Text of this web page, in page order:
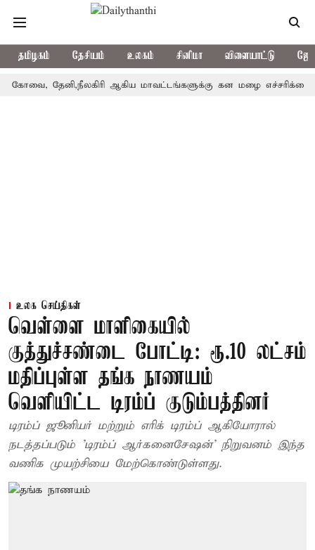
தமிழகம் தேசியம் உலகம் சினிமா விளையாட்டு
தேனி,நீலகிரி ஆகிய மாவட்டங்களுக்கு கன மழை எச்சரிக்கை
உலக செய்திகள்
வெள்ளை மாளிகையில்
குத்துச்சண்டை போட்டி: ரூ.10 லட்சம்
மதிப்புள்ள தங்க நாணயம்
வெளியிட்ட டிரம்ப் குடும்பத்தினர்
டிரம்ப் ஜூனியர் மற்றும் எரிக் டிரம்ப் ஆகியோரால்
நடத்தப்படும் 'டிரம்ப் ஆர்கனைசேஷன்' நிறுவனம் இந்த
வணிக முயற்சியை மேற்கொண்டுள்ளது.